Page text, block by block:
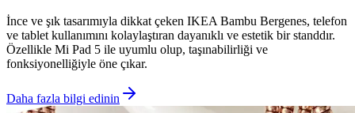
İnce ve şık tasarımıyla dikkat çeken IKEA Bambu Bergenes, telefon
ve tablet kullanımını kolaylaştıran dayanıklı ve estetik bir standdır.
Özellikle Mi Pad 5 ile uyumlu olup, taşınabilirliği ve
fonksiyonelliğiyle öne çıkar.
Daha fazla bilgi edinin